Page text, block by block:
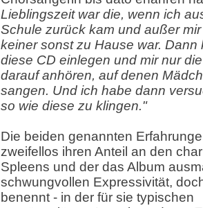
Lieblingszeit war die, wenn ich
Schule zurück kam und außer
keiner sonst zu Hause war. Dann
diese CD einlegen und mir nur
darauf anhören, auf denen
sangen. Und ich habe dann
so wie diese zu klingen."
Die beiden genannten
zweifellos ihren Anteil an den
Spleens und der das Album
schwungvollen Expressivität,
benennt - in der für sie typischen